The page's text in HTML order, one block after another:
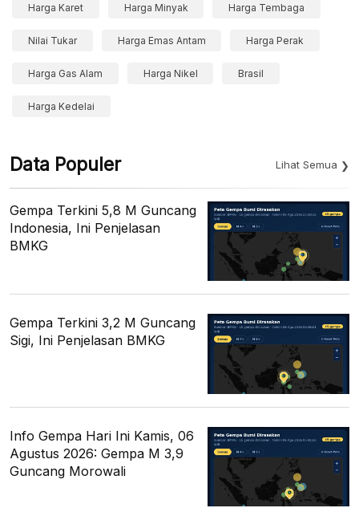
Harga Karet Harga Minyak Harga Tembaga
Nilai Tukar Harga Emas Antam Harga Perak
Harga Gas Alam Harga Nikel Brasil
Harga Kedelai
Data Populer Lihat Semua
Gempa Terkini 5,8 M Guncang
Indonesia, Ini Penjelasan
BMKG
Gempa Terkini 3,2 M Guncang
Sigi, Ini Penjelasan BMKG
Info Gempa Hari Ini Kamis, 06
Agustus 2026: Gempa M 3,9
Guncang Morowali